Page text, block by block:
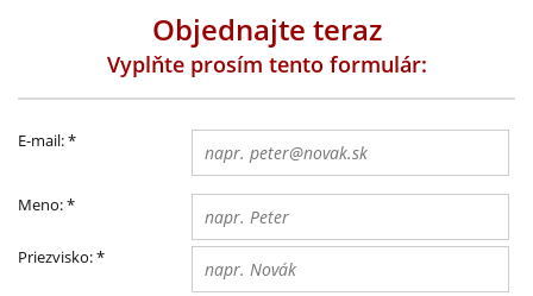
Objednajte teraz
Vyplňte prosím tento formulár:
E-mail:*
Meno:*
Priezvisko:*